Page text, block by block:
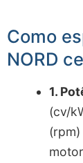
Como
NORD
1.
(cv/